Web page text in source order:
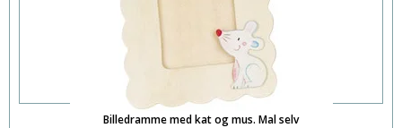
Billedramme med kat og mus. Mal selv